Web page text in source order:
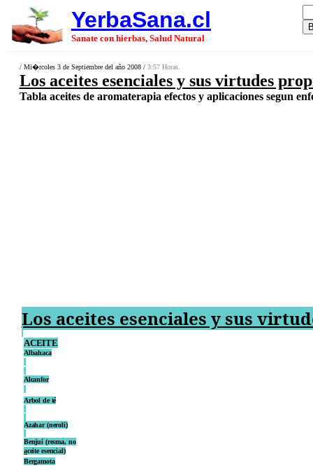
YerbaSana.cl
Sanate con hierbas, Salud Natural
/ Mi�rcoles 3 de Septiembre del año 2008 / 3:57 Horas.
Los aceites esenciales y sus virtudes
Tabla aceites de aromaterapia efectos y aplicaciones segun
Los aceites esenciales y sus
ACEITE
Albahaca
Alcanfor
Arbol de té
Azahar (neroli)
Benjuí (resma, no
aceite esencial)
Bergamota